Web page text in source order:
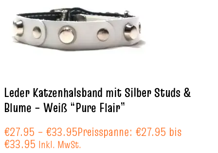
Leder Katzenhalsband mit Silber Studs &
Blume – Weiß “Pure Flair”
€27.95 – €33.95Preisspanne: €27.95 bis
€33.95 Inkl. MwSt.